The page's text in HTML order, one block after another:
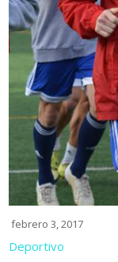
febrero 3, 2017
Deportivo